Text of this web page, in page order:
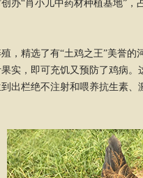
办“肖小儿中药材种植基地”
，精选了有“土鸡之王”美誉
实，即可充饥又预防了鸡病
出栏绝不注射和喂养抗生素